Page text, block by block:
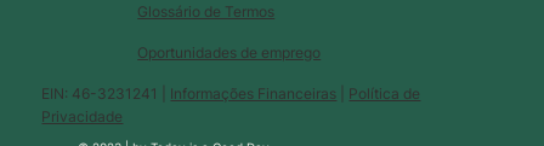
Glossário de Termos
Oportunidades de emprego
EIN: 46-3231241 | Informações Financeiras
Política de
Privacidade